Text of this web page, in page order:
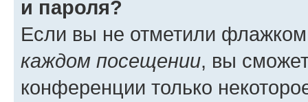
и пароля?
Если вы не отметили
каждом посещении, вы
конференции только